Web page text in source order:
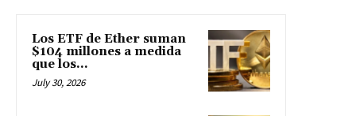
Los ETF de Ether suman
$104 millones a medida
que los...
July 30, 2026